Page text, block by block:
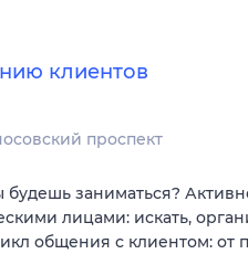
клиентов
проспект
заниматься?
лицами: искать,
общения с клиентом: от